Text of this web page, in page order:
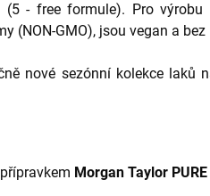
- free formule). Pro
(NON-GMO), jsou vegan a bez
nové sezónní kolekce laků
Morgan Taylor